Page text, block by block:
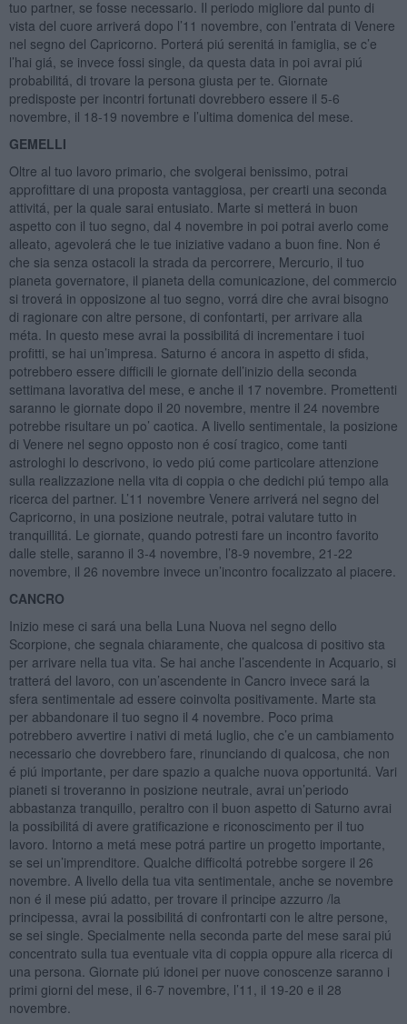
tuo partner, se fosse necessario. Il periodo migliore dal punto di
vista del cuore arriverá dopo l’11 novembre, con l’entrata di Venere
nel segno del Capricorno. Porterá piú serenitá in famiglia, se c’e
l’hai giá, se invece fossi single, da questa data in poi avrai piú
probabilitá, di trovare la persona giusta per te. Giornate
predisposte per incontri fortunati dovrebbero essere il 5-6
novembre, il 18-19 novembre e l’ultima domenica del mese.
GEMELLI
Oltre al tuo lavoro primario, che svolgerai benissimo, potrai
approfittare di una proposta vantaggiosa, per crearti una seconda
attivitá, per la quale sarai entusiato. Marte si metterá in buon
aspetto con il tuo segno, dal 4 novembre in poi potrai averlo come
alleato, agevolerá che le tue iniziative vadano a buon fine. Non é
che sia senza ostacoli la strada da percorrere, Mercurio, il tuo
pianeta governatore, il pianeta della comunicazione, del commercio
si troverá in opposizone al tuo segno, vorrá dire che avrai bisogno
di ragionare con altre persone, di confontarti, per arrivare alla
méta. In questo mese avrai la possibilitá di incrementare i tuoi
profitti, se hai un’impresa. Saturno é ancora in aspetto di sfida,
potrebbero essere difficili le giornate dell’inizio della seconda
settimana lavorativa del mese, e anche il 17 novembre. Promettenti
saranno le giornate dopo il 20 novembre, mentre il 24 novembre
potrebbe risultare un po’ caotica. A livello sentimentale, la posizione
di Venere nel segno opposto non é cosí tragico, come tanti
astrologhi lo descrivono, io vedo piú come particolare attenzione
sulla realizzazione nella vita di coppia o che dedichi piú tempo alla
ricerca del partner. L’11 novembre Venere arriverá nel segno del
Capricorno, in una posizione neutrale, potrai valutare tutto in
tranquillitá. Le giornate, quando potresti fare un incontro favorito
dalle stelle, saranno il 3-4 novembre, l’8-9 novembre, 21-22
novembre, il 26 novembre invece un’incontro focalizzato al piacere.
CANCRO
Inizio mese ci sará una bella Luna Nuova nel segno dello
Scorpione, che segnala chiaramente, che qualcosa di positivo sta
per arrivare nella tua vita. Se hai anche l’ascendente in Acquario, si
tratterá del lavoro, con un’ascendente in Cancro invece sará la
sfera sentimentale ad essere coinvolta positivamente. Marte sta
per abbandonare il tuo segno il 4 novembre. Poco prima
potrebbero avvertire i nativi di metá luglio, che c’e un cambiamento
necessario che dovrebbero fare, rinunciando di qualcosa, che non
é piú importante, per dare spazio a qualche nuova opportunitá. Vari
pianeti si troveranno in posizione neutrale, avrai un’periodo
abbastanza tranquillo, peraltro con il buon aspetto di Saturno avrai
la possibilitá di avere gratificazione e riconoscimento per il tuo
lavoro. Intorno a metá mese potrá partire un progetto importante,
se sei un’imprenditore. Qualche difficoltá potrebbe sorgere il 26
novembre. A livello della tua vita sentimentale, anche se novembre
non é il mese piú adatto, per trovare il principe azzurro /la
principessa, avrai la possibilitá di confrontarti con le altre persone,
se sei single. Specialmente nella seconda parte del mese sarai piú
concentrato sulla tua eventuale vita di coppia oppure alla ricerca di
una persona. Giornate piú idonei per nuove conoscenze saranno i
primi giorni del mese, il 6-7 novembre, l’11, il 19-20 e il 28
novembre.